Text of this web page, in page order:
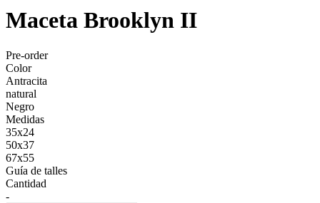
Maceta Brooklyn II
Pre-order
Color
Antracita
natural
Negro
Medidas
35x24
50x37
67x55
Guía de talles
Cantidad
-